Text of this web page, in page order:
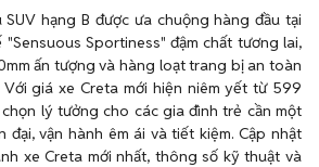
SUV hạng B được ưa chuộng hàng đầu tại
Sportiness" đậm chất tương lai,
ấn tượng và hàng loạt trang bị an toàn
Với giá xe Creta mới hiện niêm yết từ 599
lý tưởng cho các gia đình trẻ cần một
đại, vận hành êm ái và tiết kiệm. Cập nhật
xe Creta mới nhất, thông số kỹ thuật và